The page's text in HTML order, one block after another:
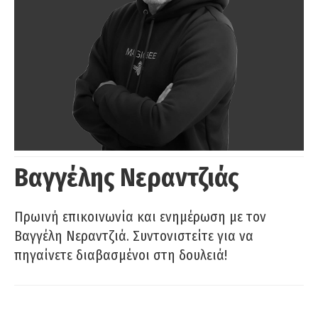
Βαγγέλης Νεραντζιάς
Πρωινή επικοινωνία και ενημέρωση με τον
Βαγγέλη Νεραντζιά. Συντονιστείτε για να
πηγαίνετε διαβασμένοι στη δουλειά!